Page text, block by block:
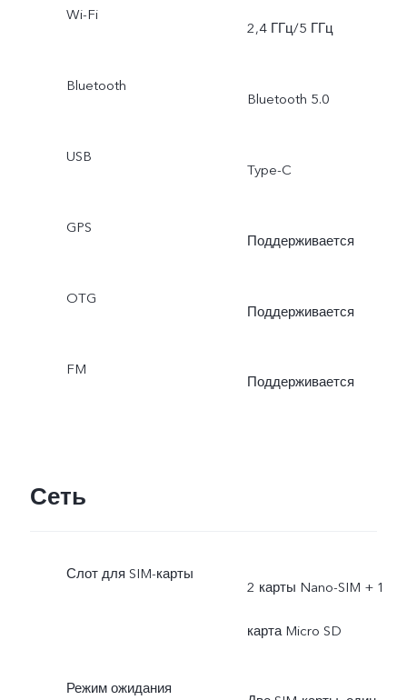
Wi-Fi
2,4 ГГц/5 ГГц
Bluetooth
Bluetooth 5.0
USB
Type-C
GPS
Поддерживается
OTG
Поддерживается
FM
Поддерживается
Сеть
Слот для SIM-карты
2 карты Nano-SIM + 1
карта Micro SD
Режим ожидания